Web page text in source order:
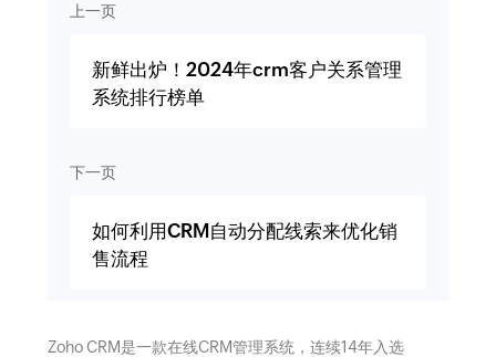
上一页
新鲜出炉！2024年crm客户关系管理
系统排行榜单
下一页
如何利用CRM自动分配线索来优化销
售流程
Zoho CRM是一款在线CRM管理系统，连续14年入选